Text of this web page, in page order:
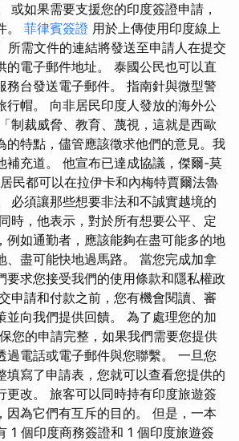
或如果需要支援您的印度簽證申請，
。 菲律賓簽證 用於上傳使用印度線上
所需文件的連結將發送至申請人在提交
的電子郵件地址。 泰國公民也可以直
務台發送電子郵件。 指南針與微型警
行帽。 向非居民印度人發放的海外公
制裁威脅、教育、蔑視，這就是西歐
的特點，儘管應該徵求他們的意見。我
補充道。 他宣布已達成協議，傑爾-莫
民都可以在拉伊卡和內梅特賈爾法魯
必須讓那些想要非法和不誠實越境的
時，他表示，對於所有想要公平、定
例如通勤者，應該能夠在盡可能多的地
、盡可能快地過馬路。 當您完成加拿
要求您接受我們的使用條款和隱私權政
申請和付款之前，您有機會閱讀、審
並向我們提供回饋。 為了處理您的加
您的申請完整，如果我們需要您提供
過電話或電子郵件與您聯繫。 一旦您
填寫了申請表，您就可以查看您提供的
更改。 旅客可以同時持有印度旅遊簽
因為它們有互斥的目的。 但是，一本
1 個印度商務簽證和 1 個印度旅遊簽